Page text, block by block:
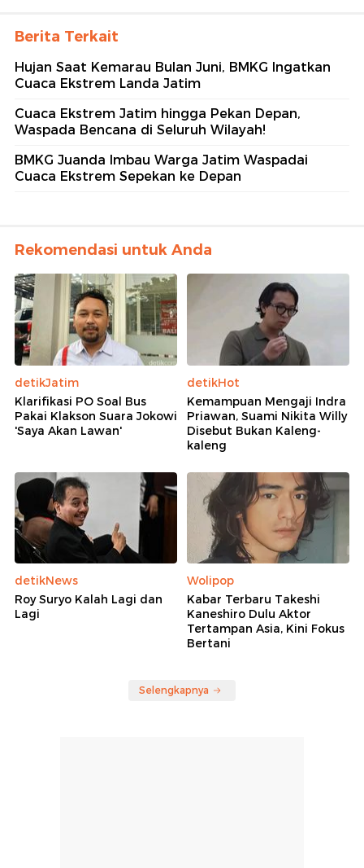
Berita Terkait
Hujan Saat Kemarau Bulan Juni, BMKG Ingatkan
Cuaca Ekstrem Landa Jatim
Cuaca Ekstrem Jatim hingga Pekan Depan,
Waspada Bencana di Seluruh Wilayah!
BMKG Juanda Imbau Warga Jatim Waspadai
Cuaca Ekstrem Sepekan ke Depan
Rekomendasi untuk Anda
detikJatim
Klarifikasi PO Soal Bus
Pakai Klakson Suara Jokowi
'Saya Akan Lawan'
detikHot
Kemampuan Mengaji Indra
Priawan, Suami Nikita Willy
Disebut Bukan Kaleng-
kaleng
detikNews
Roy Suryo Kalah Lagi dan
Lagi
Wolipop
Kabar Terbaru Takeshi
Kaneshiro Dulu Aktor
Tertampan Asia, Kini Fokus
Bertani
Selengkapnya